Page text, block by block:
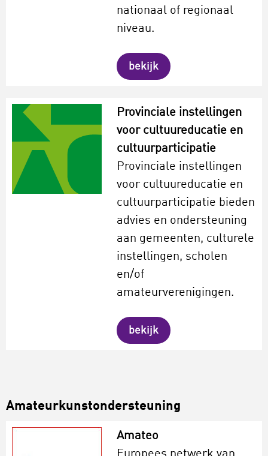
nationaal of regionaal
niveau.
bekijk
Provinciale instellingen
voor cultuureducatie en
cultuurparticipatie
Provinciale instellingen
voor cultuureducatie en
cultuurparticipatie bieden
advies en ondersteuning
aan gemeenten, culturele
instellingen, scholen
en/of
amateurverenigingen.
bekijk
Amateurkunstondersteuning
Amateo